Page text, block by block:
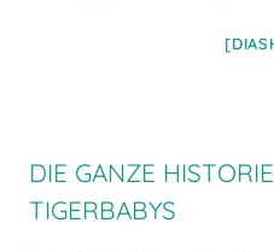
DIE GANZE
TIGERBABYS